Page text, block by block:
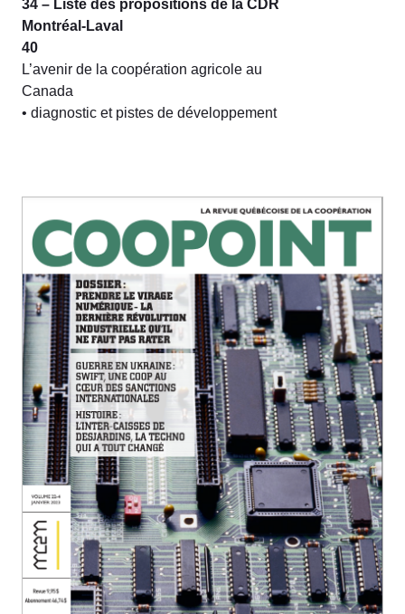
34 – Liste des propositions de la CDR
Montréal-Laval
40
L’avenir de la coopération agricole au
Canada
• diagnostic et pistes de développement